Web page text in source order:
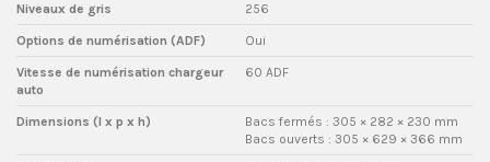
Niveaux de gris 256
Options de numérisation (ADF) Oui
Vitesse de numérisation chargeur
auto
60 ADF
Dimensions (l x p x h)
Bacs fermés : 305 × 282 × 230 mm
Bacs ouverts : 305 × 629 × 366 mm